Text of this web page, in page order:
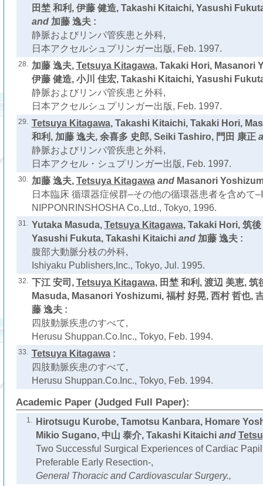
田埜 和利, 伊藤 健造, Takashi Kitaichi, Yasushi
and 加藤 逸夫 :
静脈およびリンパ管疾患と外科,
日本アクセルシュプリンガー出版, Feb. 1997.
28. 加藤 逸夫, Tetsuya Kitagawa, Takaki Hori, Masanori
伊藤 健造, 小川 佳宏, Takashi Kitaichi, Yasushi
静脈およびリンパ管疾患と外科,
日本アクセルシュプリンガー出版, Feb. 1997.
29. Tetsuya Kitagawa, Takashi Kitaichi, Takaki Hori,
和利, 加藤 逸夫, 余喜多 史郎, Seiki Tashiro, 門田 康正
静脈およびリンパ管疾患と外科,
日本アクセル・シュプリンガー出版, Feb. 1997.
30. 加藤 逸夫, Tetsuya Kitagawaand Masanori
日本臨床 循環器症候群–その他の循環器患者を含めて
NIPPONRINSHOSHA Co.,Ltd., Tokyo, 1996.
31. Yutaka Masuda, Tetsuya Kitagawa, Takaki Hori, 筑後
Yasushi Fukuta, Takashi Kitaichiand 加藤 逸夫 :
腹部大動脈分枝の外科,
Ishiyaku Publishers,Inc., Tokyo, Jul. 1995.
32. 下江 安司, Tetsuya Kitagawa, 田埜 和利, 渡辺 美恵, 筑
Masuda, Masanori Yoshizumi, 福村 好晃, 西村 哲也,
藤 逸夫 :
四肢動脈疾患のすべて,
Herusu Shuppan.Co.Inc., Tokyo, Feb. 1994.
33. Tetsuya Kitagawa:
四肢動脈疾患のすべて,
Herusu Shuppan.Co.Inc., Tokyo, Feb. 1994.
Academic Paper (Judged Full Paper):
1.
Hirotsugu Kurobe, Tamotsu Kanbara, Homare
Mikio Sugano, 中山 泰介, Takashi Kitaichiand
Two Successful Surgical Experiences of Cardiac
Preferable Early Resection-,
General Thoracic and Cardiovascular Surgery.,